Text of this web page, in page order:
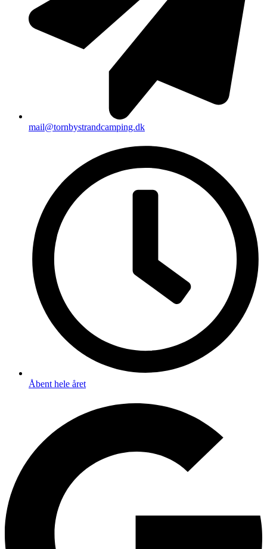
mail@tornbystrandcamping.dk
Åbent hele året